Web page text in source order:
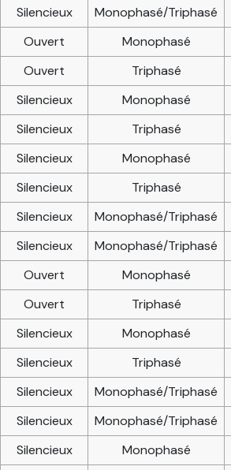
Silencieux Monophasé/Triphasé
Ouvert Monophasé
Ouvert Triphasé
Silencieux Monophasé
Silencieux Triphasé
Silencieux Monophasé
Silencieux Triphasé
Silencieux Monophasé/Triphasé
Silencieux Monophasé/Triphasé
Ouvert Monophasé
Ouvert Triphasé
Silencieux Monophasé
Silencieux Triphasé
Silencieux Monophasé/Triphasé
Silencieux Monophasé/Triphasé
Silencieux Monophasé